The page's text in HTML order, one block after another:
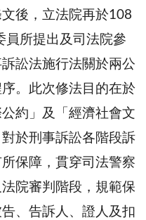
後，立法院再於108
員所提出及司法院參
訟法施行法關於兩公
。此次修法目的在於
約」及「經濟社會文
於刑事訴訟各階段訴
保障，貫穿司法警察
院審判階段，規範保
、告訴人、證人及扣